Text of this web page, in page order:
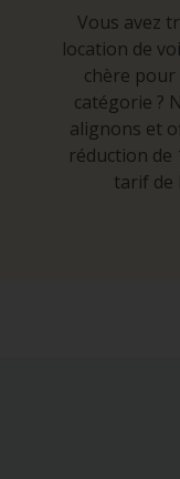
Vous avez
location de
chère pour
catégorie ?
alignons et
réduction de
tarif de